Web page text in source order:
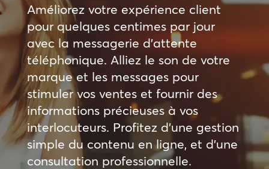
Améliorez votre expérience client
pour quelques centimes par jour
avec la messagerie d’attente
téléphonique. Alliez le son de votre
marque et les messages pour
stimuler vos ventes et fournir des
informations précieuses à vos
interlocuteurs. Profitez d’une gestion
simple du contenu en ligne, et d’une
consultation professionnelle.